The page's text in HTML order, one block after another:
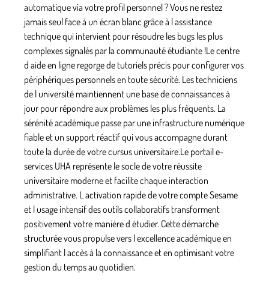
automatique via votre profil personnel ? Vous ne restez
jamais seul face à un écran blanc grâce à l assistance
technique qui intervient pour résoudre les bugs les plus
complexes signalés par la communauté étudiante !Le centre
d aide en ligne regorge de tutoriels précis pour configurer vos
périphériques personnels en toute sécurité. Les techniciens
de l université maintiennent une base de connaissances à
jour pour répondre aux problèmes les plus fréquents. La
sérénité académique passe par une infrastructure numérique
fiable et un support réactif qui vous accompagne durant
toute la durée de votre cursus universitaire.Le portail e-
services UHA représente le socle de votre réussite
universitaire moderne et facilite chaque interaction
administrative. L activation rapide de votre compte Sesame
et l usage intensif des outils collaboratifs transforment
positivement votre manière d étudier. Cette démarche
structurée vous propulse vers l excellence académique en
simplifiant l accès à la connaissance et en optimisant votre
gestion du temps au quotidien.